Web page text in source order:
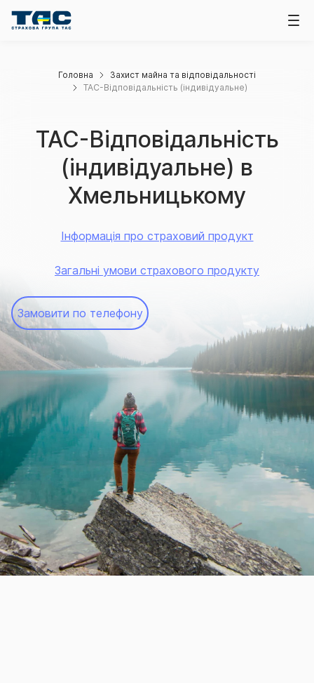
Головна
Захист майна та відповідальності
ТАС-Відповідальність (індивідуальне)
ТАС-Відповідальність
(індивідуальне) в
Хмельницькому
Інформація про страховий продукт
Загальні умови страхового продукту
Замовити по телефону